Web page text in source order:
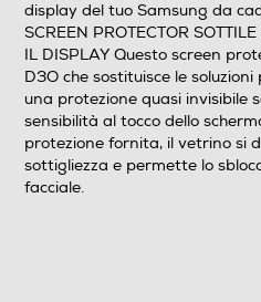
display del tuo Samsung da
SCREEN PROTECTOR
IL DISPLAY Questo screen
D3O che sostituisce le
una protezione quasi invisibile
sensibilità al tocco dello
protezione fornita, il vetrino si
sottigliezza e permette lo
facciale.